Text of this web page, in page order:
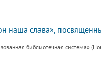
наша слава»,
библиотечная система»